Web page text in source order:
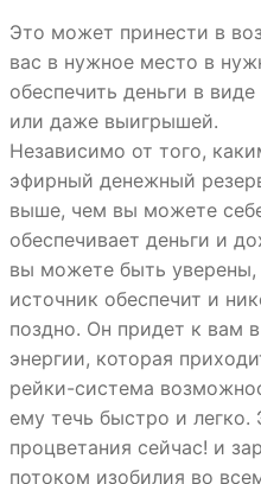
Это может принести в
вас в нужное место в
обеспечить деньги в
или даже выигрышей.
Независимо от того,
эфирный денежный
выше, чем вы можете
обеспечивает деньги и
вы можете быть уверены,
источник обеспечит и
поздно. Он придет к вам
энергии, которая
рейки-система
ему течь быстро и легко.
процветания сейчас! и
потоком изобилия во